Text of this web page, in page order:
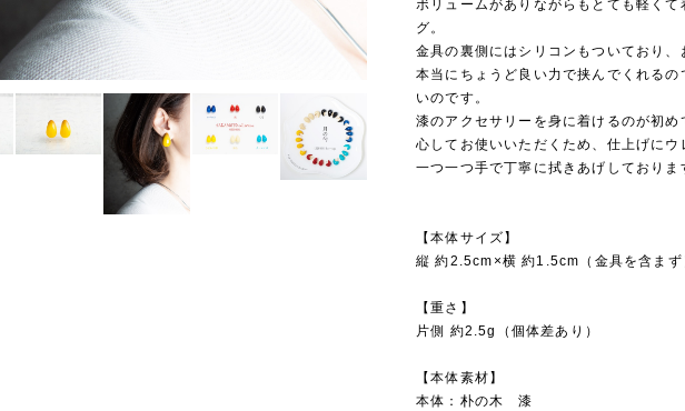
ボリュームがありながらもとても軽く
グ。
金具の裏側にはシリコンもついており
本当にちょうど良い力で挟んでくれるの
いのです。
漆のアクセサリーを身に着けるのが初
心してお使いいただくため、仕上げに
一つ一つ手で丁寧に拭きあげしておりま
【本体サイズ】
縦 約2.5cm×横 約1.5cm（金具を含まず
【重さ】
片側 約2.5g（個体差あり）
【本体素材】
本体：朴の木 漆